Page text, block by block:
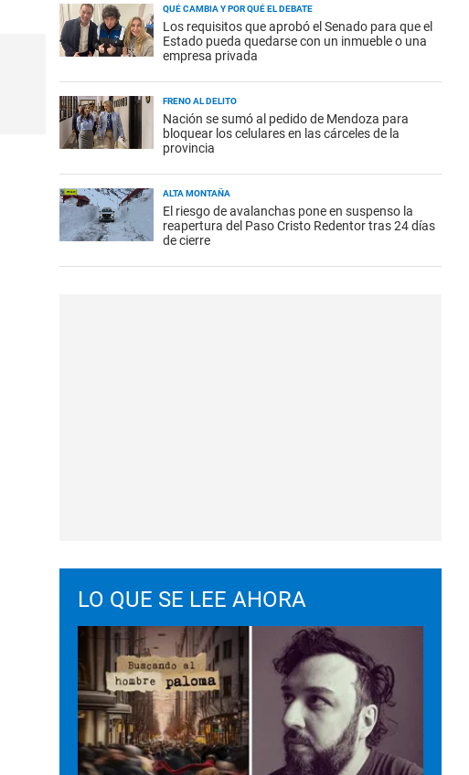
QUÉ CAMBIA Y POR QUÉ EL DEBATE
Los requisitos que aprobó el Senado para que el
Estado pueda quedarse con un inmueble o una
empresa privada
FRENO AL DELITO
Nación se sumó al pedido de Mendoza para
bloquear los celulares en las cárceles de la
provincia
ALTA MONTAÑA
El riesgo de avalanchas pone en suspenso la
reapertura del Paso Cristo Redentor tras 24 días
de cierre
LO QUE SE LEE AHORA